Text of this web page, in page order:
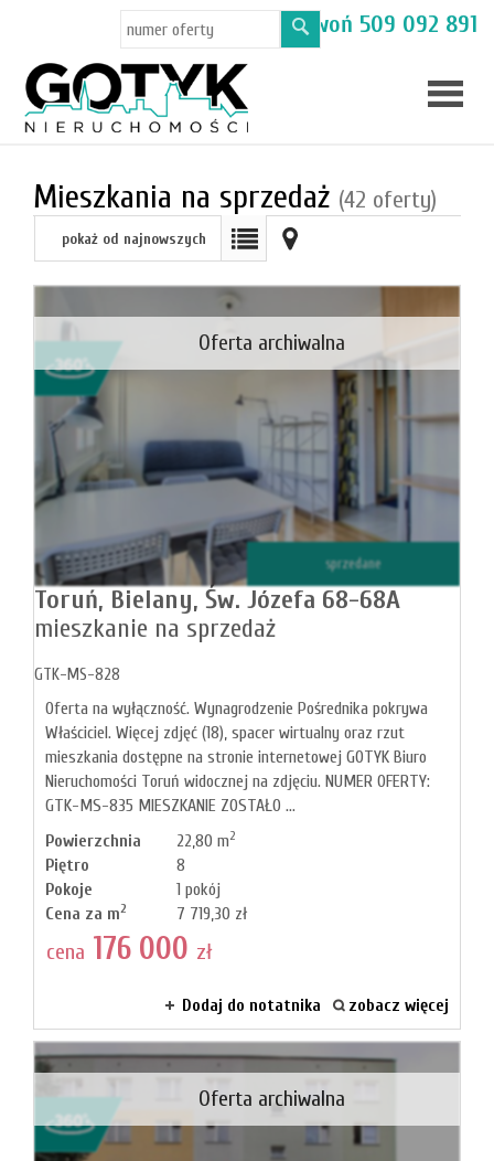
Masz pytania? Zadzwoń 509 092 891
firmie
Blog
Mieszkania na sprzedaż (42 oferty)
pokaż od najnowszych
sprzedane
Oferta archiwalna
Toruń, Bielany, Św. Józefa 68-68A
mieszkanie na sprzedaż
GTK-MS-828
Oferta na wyłączność. Wynagrodzenie Pośrednika pokrywa
Właściciel. Więcej zdjęć (18), spacer wirtualny oraz rzut
mieszkania dostępne na stronie internetowej GOTYK Biuro
Nieruchomości Toruń widocznej na zdjęciu. NUMER OFERTY:
GTK-MS-835 MIESZKANIE ZOSTAŁO ...
Powierzchnia
22,80 m2
Piętro
8
Pokoje
1 pokój
Cena za m2 7 719,30 zł
cena 176 000 zł
Dodaj do notatnika zobacz więcej
Oferta archiwalna